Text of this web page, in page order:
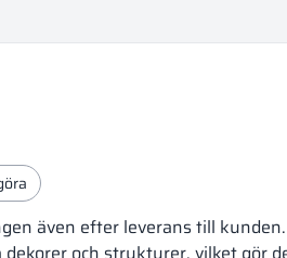
även efter leverans till kunden.